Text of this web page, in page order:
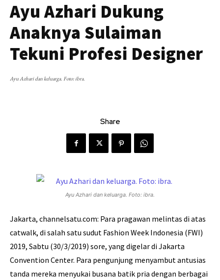
Ayu Azhari Dukung
Anaknya Sulaiman
Tekuni Profesi Designer
Ayu Azhari dan keluarga. Foto: ibra.
Share
Ayu Azhari dan keluarga. Foto: ibra.
Jakarta, channelsatu.com: Para pragawan melintas di atas
catwalk, di salah satu sudut Fashion Week Indonesia (FWI)
2019, Sabtu (30/3/2019) sore, yang digelar di Jakarta
Convention Center. Para pengunjung menyambut antusias
tanda mereka menyukai busana batik pria dengan berbagai